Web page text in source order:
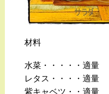
材料
水菜・・・・・適量
レタス・・・・適量
紫キャベツ・・適量